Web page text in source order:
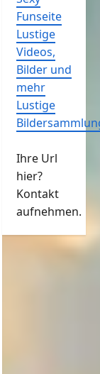
Funseite
Lustige
Videos,
Bilder und
mehr
Lustige
Ihre Url
hier?
Kontakt
aufnehmen.